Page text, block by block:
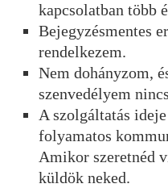
kapcsolatban több
Bejegyzésmentes
rendelkezem.
Nem dohányzom,
szenvedélyem
A szolgáltatás
folyamatos
Amikor szeretnéd
küldök neked.